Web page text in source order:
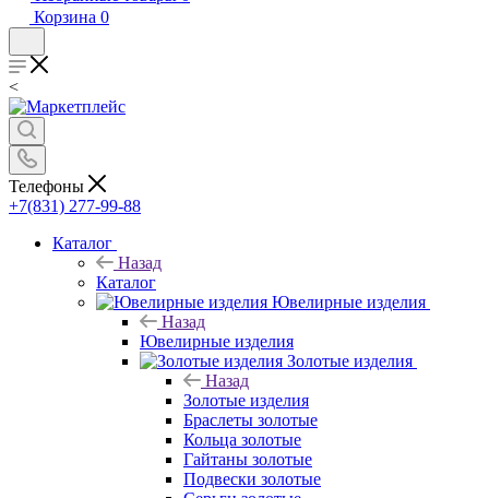
Корзина 0
<
Телефоны
+7(831) 277-99-88
Каталог
Назад
Каталог
Ювелирные изделия
Назад
Ювелирные изделия
Золотые изделия
Назад
Золотые изделия
Браслеты золотые
Кольца золотые
Гайтаны золотые
Подвески золотые